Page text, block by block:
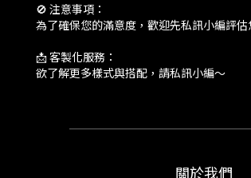
🚫 注意事項：
為了確保您的滿意度，歡迎先私訊小編評估
📩 客製化服務：
欲了解更多樣式與搭配，請私訊小編～
關於我們